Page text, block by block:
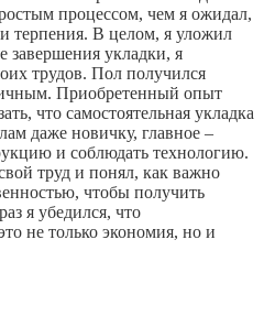
процессом, чем я ожидал,
терпения. В целом, я уложил
завершения укладки, я
трудов. Пол получился
Приобретенный опыт
что самостоятельная укладка
даже новичку, главное –
и соблюдать технологию.
труд и понял, как важно
чтобы получить
я убедился, что
не только экономия, но и